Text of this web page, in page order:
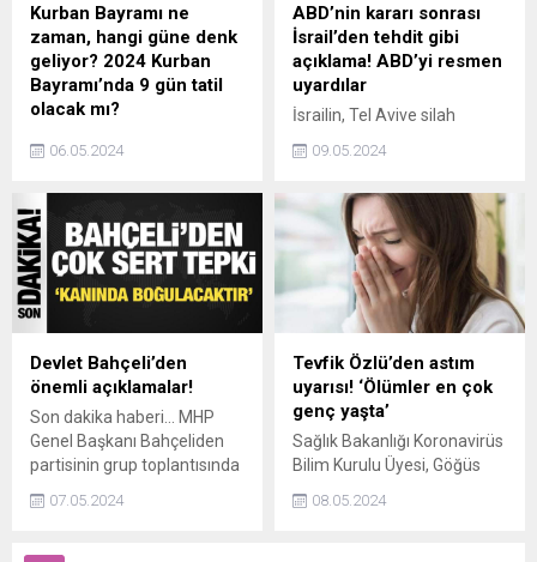
Kurban Bayramı ne
zaman, hangi güne denk
geliyor? 2024 Kurban
Bayramı’nda 9 gün tatil
olacak mı?
ardından gözler ikinci dini
Bayramı’na çevrildi. 2024
yılında kutlanacak olan
Kurban Bayramı Haziran
ayına denk geliyor. Tatilciler
için fırsat olan bu bayramda
da uzun tatil fırsatı olacak.
Peki Kurban Bayramı ne
zaman?
06.05.2024
ABD’nin kararı sonrası
İsrail’den tehdit gibi
açıklama! ABD’yi resmen
uyardılar
İsrailin, Tel Avive silah
kararının esir takası
atabileceği konusunda
ABDyi uyardığı bildirildi.
09.05.2024
Devlet Bahçeli’den
önemli açıklamalar!
Son dakika haberi... MHP
Genel Başkanı Bahçeliden
partisinin grup toplantısında
07.05.2024
Tevfik Özlü’den astım
uyarısı! ‘Ölümler en çok
genç yaşta’
Sağlık Bakanlığı Koronavirüs
Bilim Kurulu Üyesi, Göğüs
Tevfik Özlü, astım hastalığı
08.05.2024